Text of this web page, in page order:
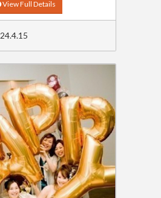
View Full Details
24.4.15